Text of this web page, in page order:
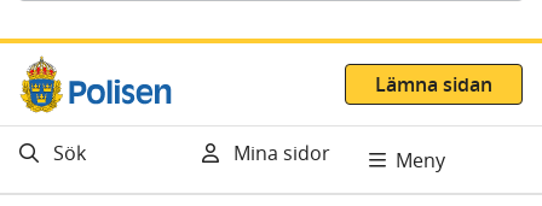
Gå direkt till innehåll
Lämna sidan
Sök Mina sidor Meny